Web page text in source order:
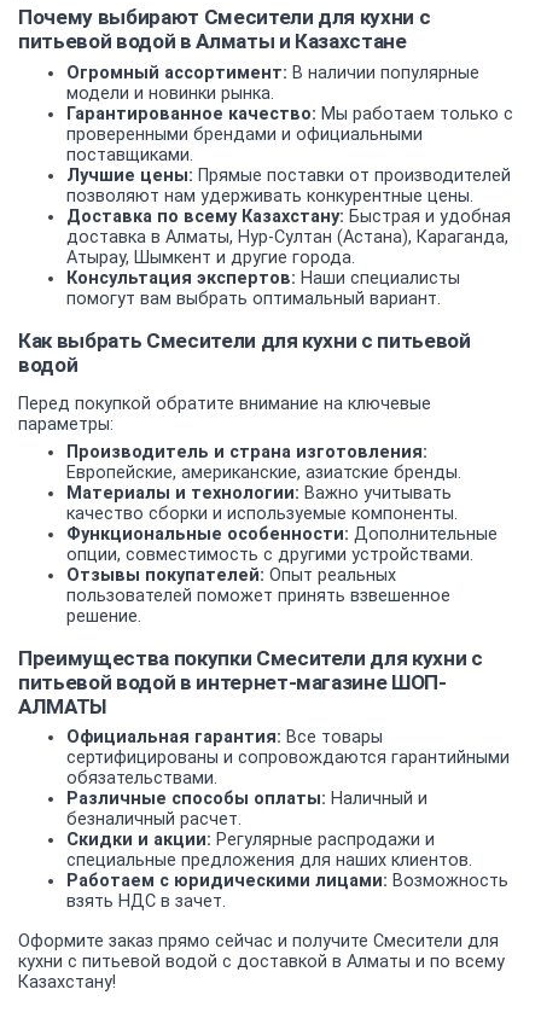
Почему выбирают Смесители для кухни с
питьевой водой в Алматы и Казахстане
Огромный ассортимент: В наличии популярные
модели и новинки рынка.
Гарантированное качество: Мы работаем только с
проверенными брендами и официальными
поставщиками.
Лучшие цены: Прямые поставки от производителей
позволяют нам удерживать конкурентные цены.
Доставка по всему Казахстану: Быстрая и удобная
доставка в Алматы, Нур-Султан (Астана), Караганда,
Атырау, Шымкент и другие города.
Консультация экспертов: Наши специалисты
помогут вам выбрать оптимальный вариант.
Как выбрать Смесители для кухни с питьевой
водой
Перед покупкой обратите внимание на ключевые
параметры:
Производитель и страна изготовления:
Европейские, американские, азиатские бренды.
Материалы и технологии: Важно учитывать
качество сборки и используемые компоненты.
Функциональные особенности: Дополнительные
опции, совместимость с другими устройствами.
Отзывы покупателей: Опыт реальных
пользователей поможет принять взвешенное
решение.
Преимущества покупки Смесители для кухни с
питьевой водой в интернет-магазине ШОП-
АЛМАТЫ
Официальная гарантия: Все товары
сертифицированы и сопровождаются гарантийными
обязательствами.
Различные способы оплаты: Наличный и
безналичный расчет.
Скидки и акции: Регулярные распродажи и
специальные предложения для наших клиентов.
Работаем с юридическими лицами: Возможность
взять НДС в зачет.
Оформите заказ прямо сейчас и получите Смесители для
кухни с питьевой водой с доставкой в Алматы и по всему
Казахстану!